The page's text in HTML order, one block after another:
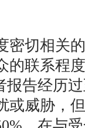
切相关的
的联系程
报告经历
或威胁，